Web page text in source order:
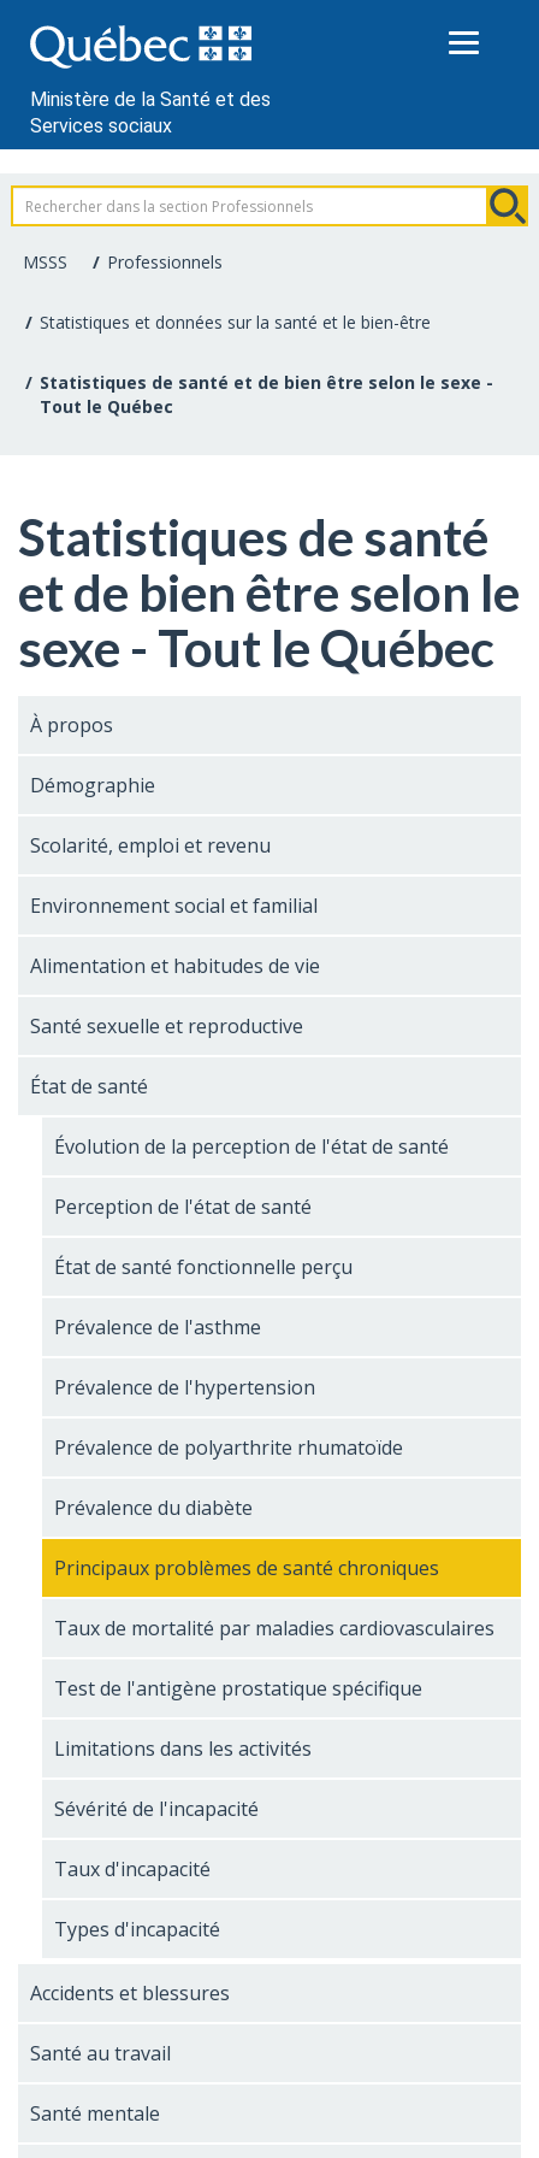
au
contenu
Ministère de la Santé et des
Services sociaux
Information
pour
les
professionnels
de
santé
MSSS Professionnels
Statistiques et données sur la santé et le bien-être
Statistiques de santé et de bien être selon le sexe -
Tout le Québec
Statistiques de santé
et de bien être selon le
sexe - Tout le Québec
À propos
Démographie
Scolarité, emploi et revenu
Environnement social et familial
Alimentation et habitudes de vie
Santé sexuelle et reproductive
État de santé
Évolution de la perception de l'état de santé
Perception de l'état de santé
État de santé fonctionnelle perçu
Prévalence de l'asthme
Prévalence de l'hypertension
Prévalence de polyarthrite rhumatoïde
Prévalence du diabète
Principaux problèmes de santé chroniques
Taux de mortalité par maladies cardiovasculaires
Test de l'antigène prostatique spécifique
Limitations dans les activités
Sévérité de l'incapacité
Taux d'incapacité
Types d'incapacité
Accidents et blessures
Santé au travail
Santé mentale